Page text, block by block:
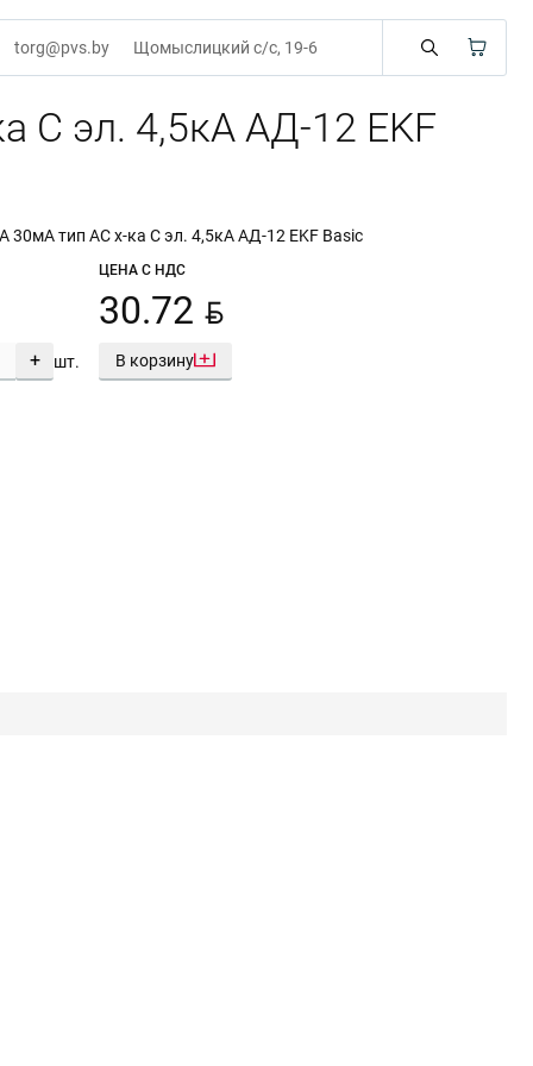
torg@pvs.by Щомыслицкий с/с, 19-6
C эл. 4,5кА АД-12 EKF
тип АС х-ка C эл. 4,5кА АД-12 EKF Basic
+ шт.
ЦЕНА С НДС
30.72 BYN
В корзину